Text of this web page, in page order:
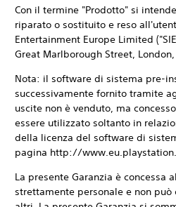
Con il termine "Prodotto" si
riparato o sostituito e reso
Entertainment Europe Limited
Great Marlborough Street,
Nota: il software di sistema pre-
successivamente fornito tramite
uscite non è venduto, ma
essere utilizzato soltanto in
della licenza del software di
pagina http://
La presente Garanzia è concessa
strettamente personale e non può